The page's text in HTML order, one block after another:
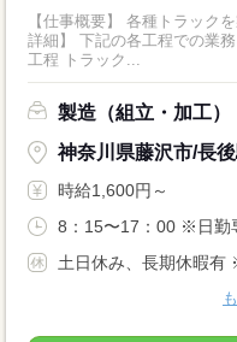
【仕事概要】 各種トラックを
詳細】 下記の各工程での業務をお願いし
工程 トラック...
製造（組立・加工）
神奈川県藤沢市/長後
時給1,600円～
8：15〜17：00 ※日勤
土日休み、長期休暇有